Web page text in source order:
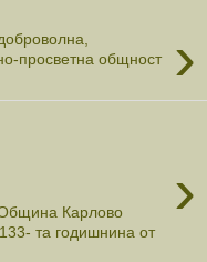
›
просветна общност
›
Карлово
та годишнина от